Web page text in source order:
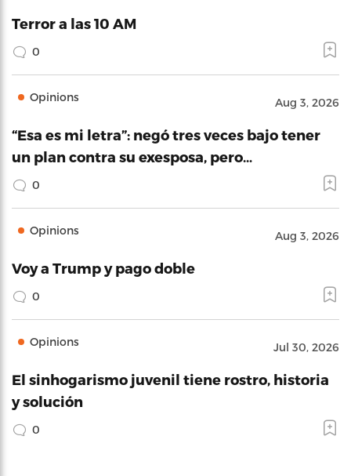
Terror a las 10 AM
0
Opinions Aug 3, 2026
“Esa es mi letra”: negó tres veces bajo tener
un plan contra su exesposa, pero…
0
Opinions Aug 3, 2026
Voy a Trump y pago doble
0
Opinions Jul 30, 2026
El sinhogarismo juvenil tiene rostro, historia
y solución
0